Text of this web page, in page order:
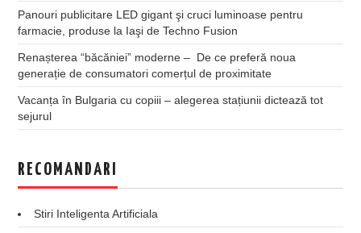
Panouri publicitare LED gigant şi cruci luminoase pentru
farmacie, produse la Iaşi de Techno Fusion
Renașterea “băcăniei” moderne – De ce preferă noua
generație de consumatori comerțul de proximitate
Vacanța în Bulgaria cu copiii – alegerea stațiunii dictează tot
sejurul
RECOMANDARI
Stiri Inteligenta Artificiala